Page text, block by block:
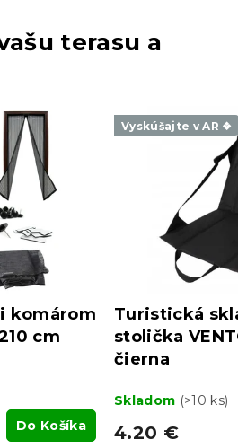
terasu a
komárom
cm
Do Košíka
Vyskúšajte v AR ❖
Turistická
stolička
čierna
Skladom (>10 ks)
4.20 €